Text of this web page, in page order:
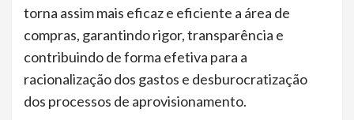
torna assim mais eficaz e eficiente a área de
compras, garantindo rigor, transparência e
contribuindo de forma efetiva para a
racionalização dos gastos e desburocratização
dos processos de aprovisionamento.